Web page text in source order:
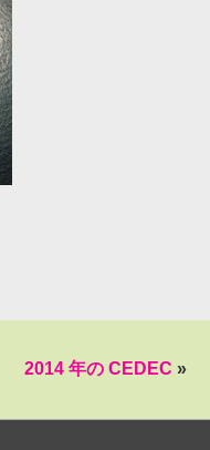
2014 年の CEDEC »